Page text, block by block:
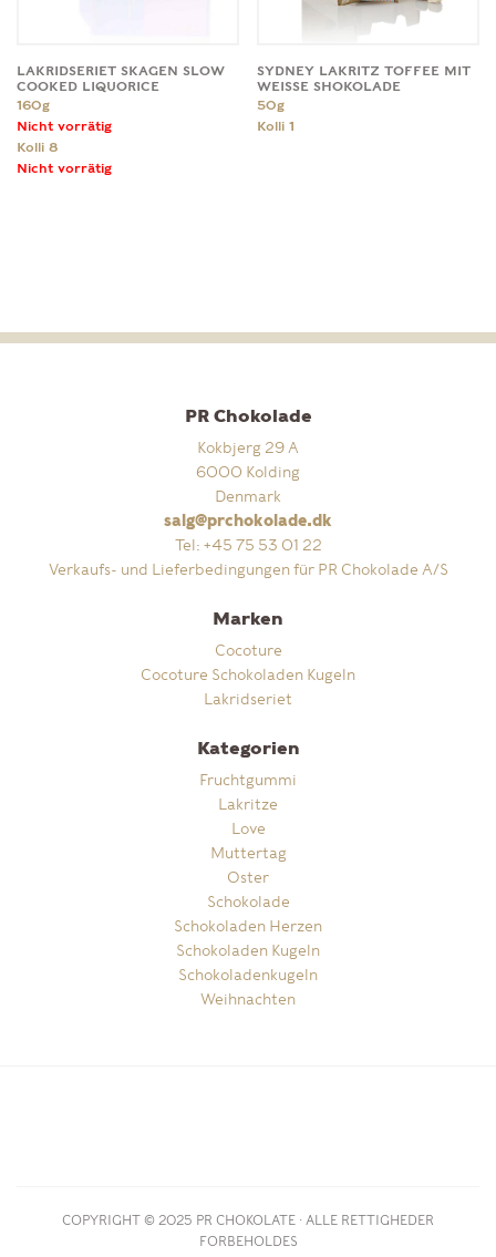
LAKRIDSERIET SKAGEN SLOW
COOKED LIQUORICE
160g
Kolli 8
SYDNEY LAKRITZ TOFFEE MIT
WEISSE SHOKOLADE
50g
Kolli1
PR Chokolade
Kokbjerg 29 A
6000 Kolding
Denmark
salg@prchokolade.dk
Tel: +45 75 53 01 22
Verkaufs- und Lieferbedingungen für PR Chokolade A/S
Marken
Cocoture
Cocoture Schokoladen Kugeln
Lakridseriet
Kategorien
Fruchtgummi
Lakritze
Love
Muttertag
Oster
Schokolade
Schokoladen Herzen
Schokoladen Kugeln
Schokoladenkugeln
Weihnachten
COPYRIGHT © 2025 PR CHOKOLATE · ALLE RETTIGHEDER
FORBEHOLDES